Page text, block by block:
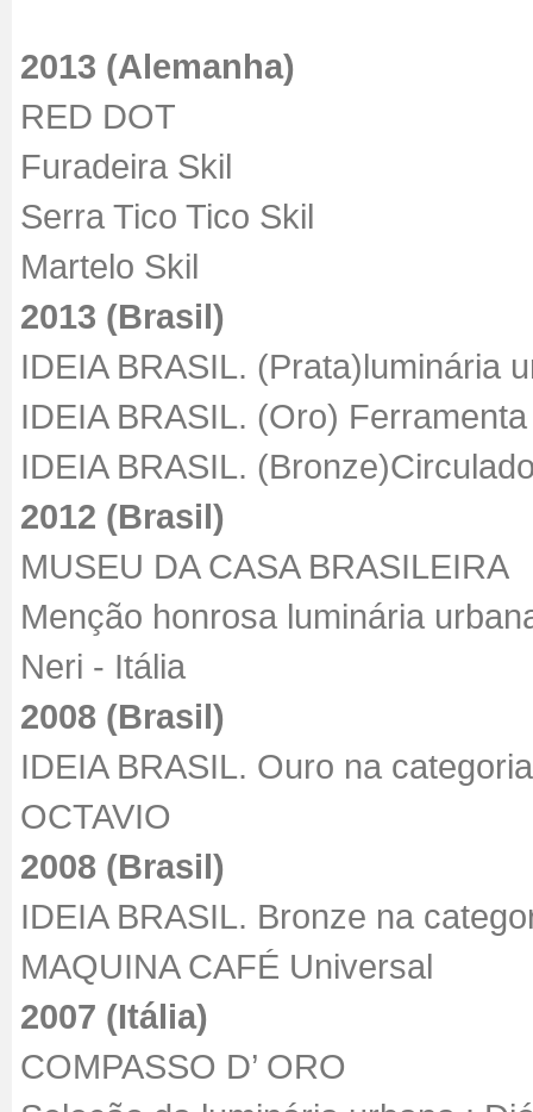
2013 (Alemanha)
RED DOT
Furadeira Skil
Serra Tico Tico Skil
Martelo Skil
2013 (Brasil)
IDEIA BRASIL. (Prata)luminária
IDEIA BRASIL. (Oro)
IDEIA BRASIL.
2012 (Brasil)
MUSEU DA CASA BRASILEIRA
Menção honrosa luminária
Neri - Itália
2008 (Brasil)
IDEIA BRASIL. Ouro na
OCTAVIO
2008 (Brasil)
IDEIA BRASIL. Bronze na
MAQUINA CAFÉ Universal
2007 (Itália)
COMPASSO D’ ORO